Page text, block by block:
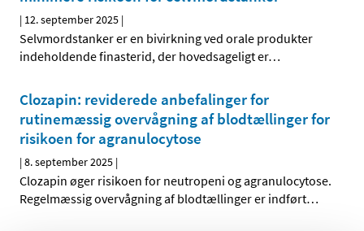
| 12. september 2025 |
Selvmordstanker er en bivirkning ved orale produkter
indeholdende finasterid, der hovedsageligt er…
Clozapin: reviderede anbefalinger for
rutinemæssig overvågning af blodtællinger for
risikoen for agranulocytose
|8. september 2025 |
Clozapin øger risikoen for neutropeni og agranulocytose.
Regelmæssig overvågning af blodtællinger er indført…